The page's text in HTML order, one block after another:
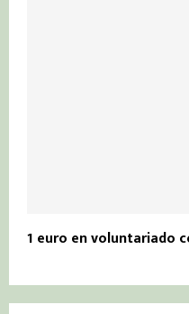
1 euro en voluntariado